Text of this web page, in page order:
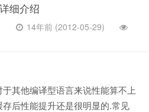
细介绍
14年前 (2012-05-29)
其他编译型语言来说性能算不上
后性能提升还是很明显的.常见